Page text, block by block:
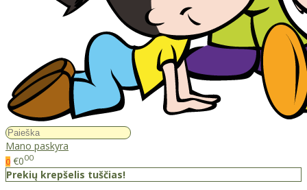
Mano paskyra
0 €000
Prekių krepšelis tuščias!